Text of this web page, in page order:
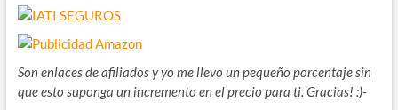
Son enlaces de afiliados y yo me llevo un pequeño porcentaje sin
que esto suponga un incremento en el precio para ti. Gracias! :)-